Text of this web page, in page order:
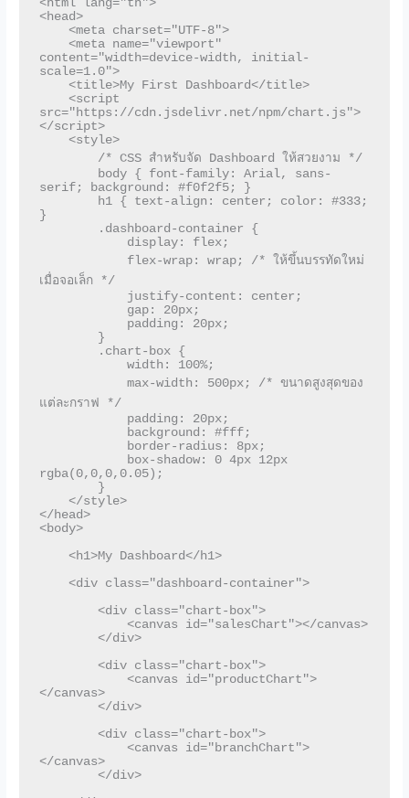
<html lang="th">
<head>
content="width=device-width, initial-
scale=1.0">
src="https://cdn.jsdelivr.net/npm/chart.js">
</script>
serif; background: #f0f2f5; }
}
เมื่อจอเล็ก */
แต่ละกราฟ */
rgba(0,0,0,0.05);
</head>
<body>
</canvas>
</canvas>